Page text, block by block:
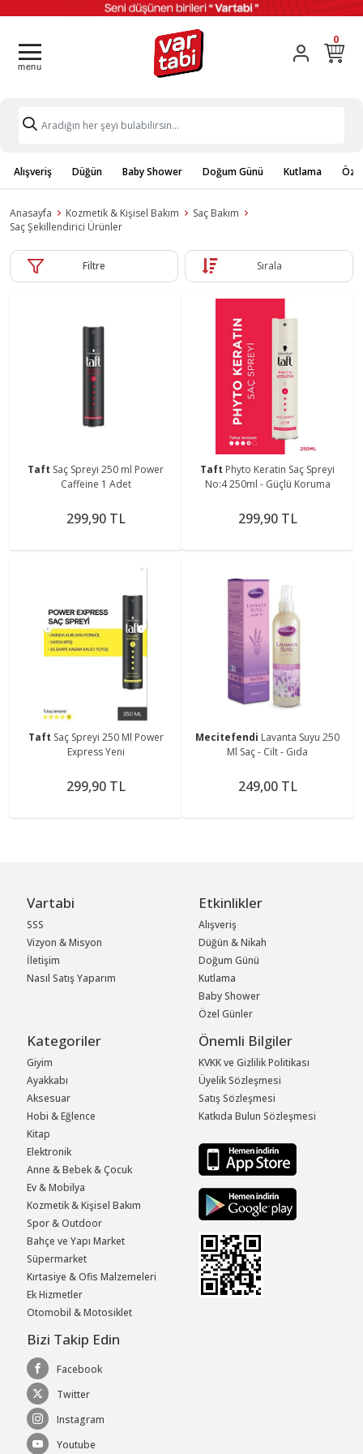
0
Alışveriş Düğün Baby Shower Doğum Günü Kutlama
Anasayfa Kozmetik & Kişisel Bakım
Saç Bakım
Saç Şekillendirici Ürünler
Filtre Sırala
Taft Saç Spreyi 250 ml Power
Caffeine 1 Adet
299,90 TL
Taft Phyto Keratin Saç Spreyi
No:4 250ml - Güçlü Koruma
299,90 TL
Taft Saç Spreyi 250 Ml Power
Express Yeni
299,90 TL
Mecitefendi Lavanta Suyu 250
Ml Saç - Cilt - Gıda
249,00 TL
Vartabi
SSS
Vizyon & Misyon
İletişim
Nasıl Satış Yaparım
Etkinlikler
Alışveriş
Düğün & Nikah
Doğum Günü
Kutlama
Baby Shower
Özel Günler
Kategoriler
Giyim
Ayakkabı
Aksesuar
Hobi & Eğlence
Kitap
Elektronik
Anne & Bebek & Çocuk
Ev & Mobilya
Kozmetik & Kişisel Bakım
Spor & Outdoor
Bahçe ve Yapı Market
Süpermarket
Kırtasiye & Ofis Malzemeleri
Ek Hizmetler
Otomobil & Motosiklet
Önemli Bilgiler
KVKK ve Gizlilik Politikası
Üyelik Sözleşmesi
Satış Sözleşmesi
Katkıda Bulun Sözleşmesi
Bizi Takip Edin
Facebook
Twitter
Instagram
Youtube